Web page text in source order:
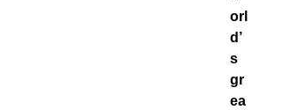
orl
d’
s
gr
ea